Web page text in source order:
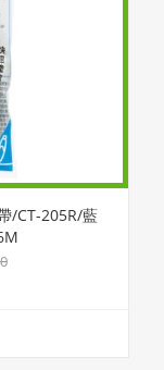
/CT-205R/藍